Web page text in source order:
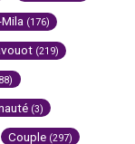
(176)
(219)
(3)
Couple (297)